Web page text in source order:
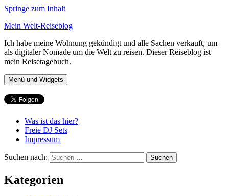
Springe zum Inhalt
Mein Welt-Reiseblog
Ich habe meine Wohnung gekündigt und alle Sachen verkauft, um
als digitaler Nomade um die Welt zu reisen. Dieser Reiseblog ist
mein Reisetagebuch.
Menü und Widgets
Was ist das hier?
Freie DJ Sets
Impressum
Suchen nach:
Kategorien